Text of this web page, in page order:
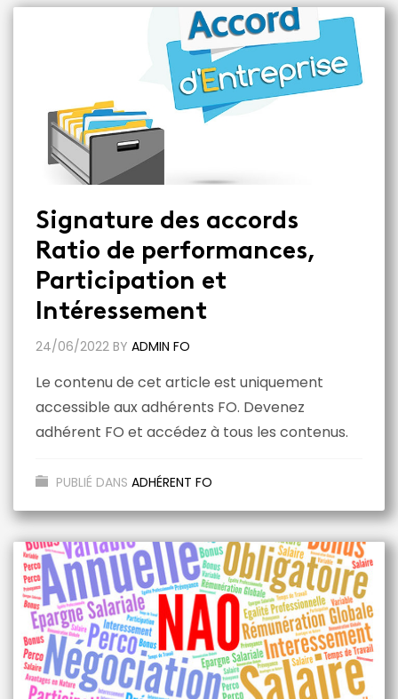
Signature des accords
Ratio de performances,
Participation et
Intéressement
24/06/2022 BY ADMIN FO
Le contenu de cet article est uniquement
accessible aux adhérents FO. Devenez
adhérent FO et accédez à tous les contenus.
PUBLIÉ DANS ADHÉRENT FO